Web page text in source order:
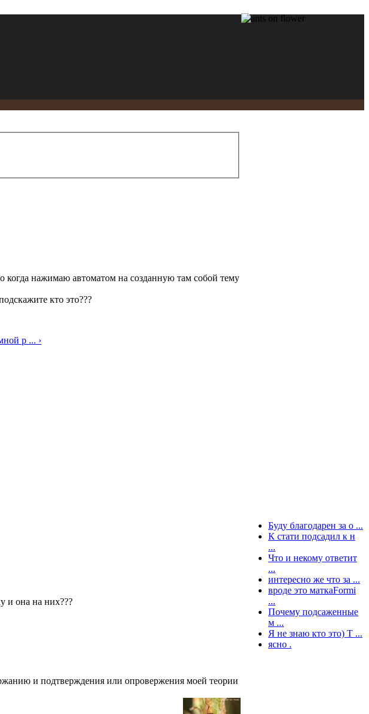
когда нажимаю автоматом на созданную там собой тему
кто это???
р ... ›
и она на них???
и подтверждения или опровержения моей теории
Буду благодарен за о ...
К стати подсадил к н
...
Что и некому ответит
...
интересно же что за ...
вроде это маткаFormi
...
Почему подсаженные
м ...
Я не знаю кто это) Т ...
ясно .